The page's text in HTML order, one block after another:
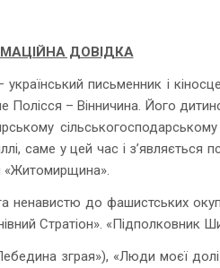
ДОВІДКА
письменник і
– Вінничина. Його
сільськогосподарському
саме у цей час і
«Житомирщина».
ненавистю до фашистських
Стратіон». «Підполковник
зграя»), «Люди моєї